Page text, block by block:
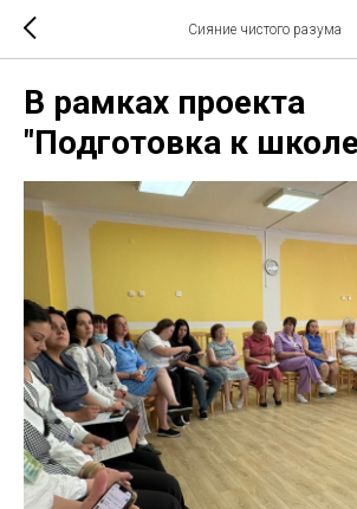
Сияние чистого разума
В рамках проекта
"Подготовка к